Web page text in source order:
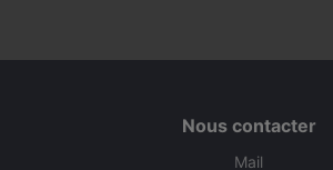
Nous contacter
Mail